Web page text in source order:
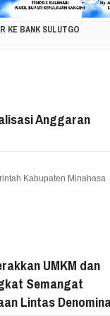
KE BANK SULUTGO
LINGKUNGAN BERSIH
DI NUSA UTARA
SAYANG,
DIPERJUANGKAN DI DPRD
DIKERAHKAN
PEMBANGUNAN
DAN
Anggaran
Kabupaten Minahasa
UMKM dan
Semangat
Lintas